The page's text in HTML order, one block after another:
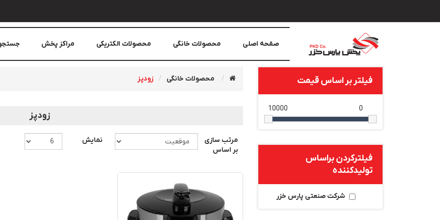
صفحه اصلی محصولات خانگی محصولات الکتریکی مراکز پخش
فیلتر بر اساس قیمت
0
10000
فیلترکردن براساس
تولید‌کننده
شرکت صنعتی پارس خزر
محصولات خانگی زودپز
زودپز
مرتب سازی
بر اساس
نمایش